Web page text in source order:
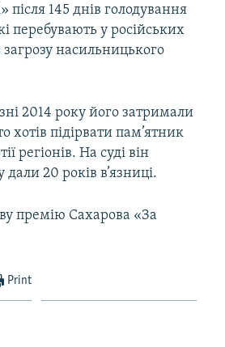
145 днів голодування
перебувають у російських
насильницького
2014 року його затримали
хотів підірвати пам’ятник
регіонів. На суді він
20 років в’язниці.
премію Сахарова «За
Print